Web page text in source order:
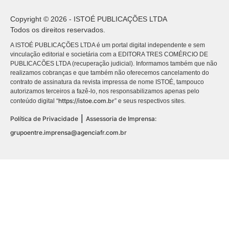
Copyright © 2026 - ISTOÉ PUBLICAÇÕES LTDA
Todos os direitos reservados.
A ISTOÉ PUBLICAÇÕES LTDA é um portal digital independente e sem
vinculação editorial e societária com a EDITORA TRES COMÉRCIO DE
PUBLICACÕES LTDA (recuperação judicial). Informamos também que não
realizamos cobranças e que também não oferecemos cancelamento do
contrato de assinatura da revista impressa de nome ISTOÉ, tampouco
autorizamos terceiros a fazê-lo, nos responsabilizamos apenas pelo
conteúdo digital “https://istoe.com.br” e seus respectivos sites.
Política de Privacidade
Assessoria de Imprensa:
grupoentre.imprensa@agenciafr.com.br